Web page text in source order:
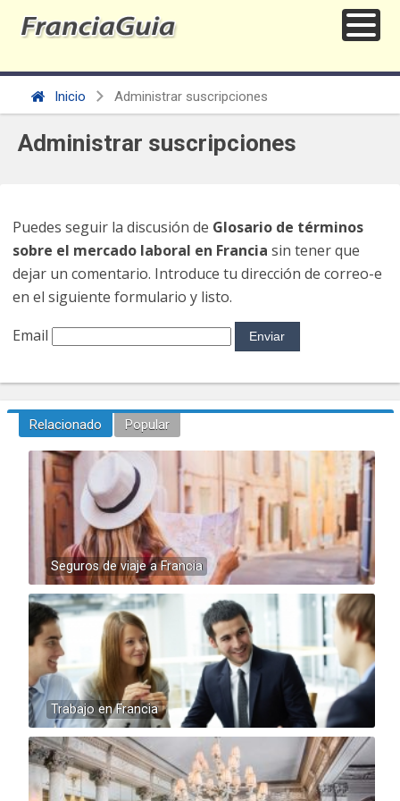
Inicio Administrar suscripciones
Administrar suscripciones
Puedes seguir la discusión de Glosario de términos
sobre el mercado laboral en Francia sin tener que
dejar un comentario. Introduce tu dirección de correo-e
en el siguiente formulario y listo.
Email
Relacionado Popular
Seguros de viaje a Francia
Trabajo en Francia